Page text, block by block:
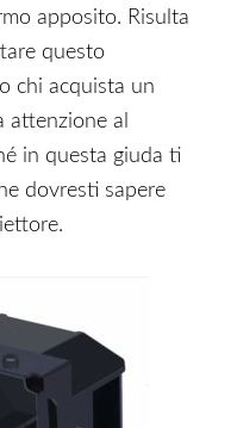
apposito. Risulta
questo
chi acquista un
al
in questa giuda ti
dovresti sapere